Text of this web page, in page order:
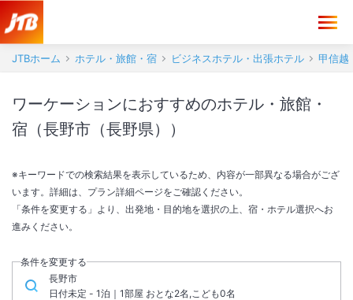
JTBホーム ホテル・旅館・宿 ビジネスホテル・出張ホテル 甲信越
ワーケーションにおすすめのホテル・旅館・
宿（長野市（長野県））
※キーワードでの検索結果を表示しているため、内容が一部異なる場合がござ
います。詳細は、プラン詳細ページをご確認ください。
「条件を変更する」より、出発地・目的地を選択の上、宿・ホテル選択へお
進みください。
条件を変更する
長野市
日付未定 - 1泊｜1部屋 おとな2名,こども0名